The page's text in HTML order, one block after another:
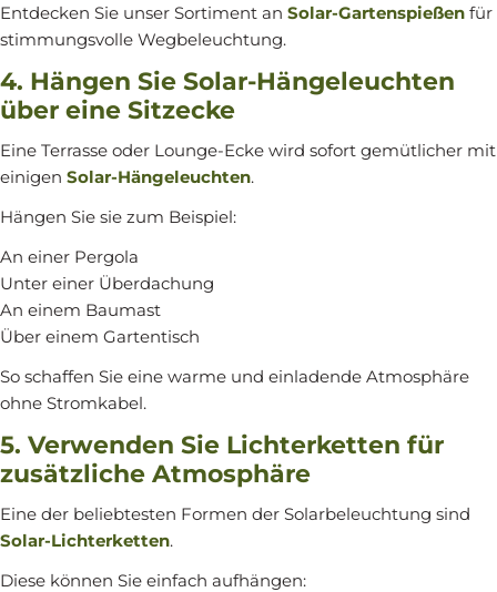
Entdecken Sie unser Sortiment an Solar-Gartenspießen für
stimmungsvolle Wegbeleuchtung.
4. Hängen Sie Solar-Hängeleuchten
über eine Sitzecke
Eine Terrasse oder Lounge-Ecke wird sofort gemütlicher mit
einigen Solar-Hängeleuchten.
Hängen Sie sie zum Beispiel:
An einer Pergola
Unter einer Überdachung
An einem Baumast
Über einem Gartentisch
So schaffen Sie eine warme und einladende Atmosphäre
ohne Stromkabel.
5. Verwenden Sie Lichterketten für
zusätzliche Atmosphäre
Eine der beliebtesten Formen der Solarbeleuchtung sind
Solar-Lichterketten.
Diese können Sie einfach aufhängen: